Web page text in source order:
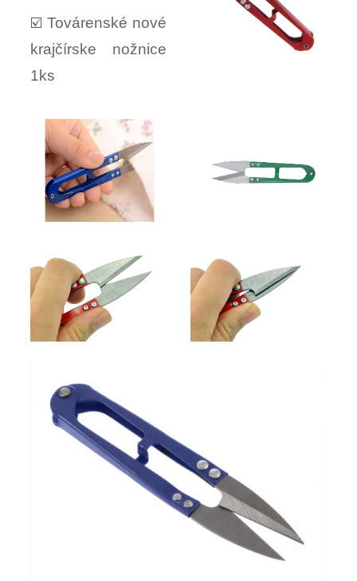
☑️ Továrenské nové
krajčírske nožnice
1ks